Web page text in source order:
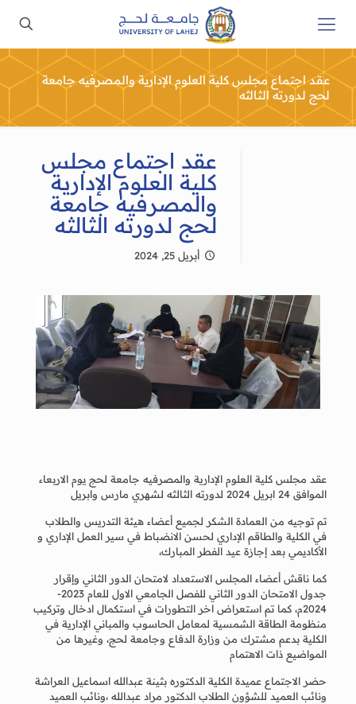
عقد اجتماع مجلس كلية العلوم الإدارية والمصرفيه جامعة
لحج لدورته الثالثه
عقد اجتماع مجلس
كلية العلوم الإدارية
والمصرفيه جامعة
لحج لدورته الثالثه
أبريل 25, 2024
عقد مجلس كلية العلوم الإدارية والمصرفيه جامعة لحج يوم الاربعاء
الموافق 24 ابريل 2024 لدورته الثالثه لشهري مارس وابريل
تم توجيه من العمادة الشكر لجميع أعضاء هيئة التدريس والطلاب
في الكلية والطاقم الإداري لحسن الانضباط في سير العمل الإداري و
الأكاديمي بعد إجازة عيد الفطر المبارك،
كما ناقش أعضاء المجلس الاستعداد لامتحان الدور الثاني وإقرار
جدول الامتحان الدور الثاني للفصل الجامعي الاول للعام 2023-
2024م، كما تم استعراض اخر التطورات في استكمال ادخال وتركيب
منظومة الطاقة الشمسية لمعامل الحاسوب والمباني الإدارية في
الكلية بدعم مشترك من وزارة الدفاع وجامعة لحج، وغيرها من
المواضيع ذات الاهتمام
حضر الاجتماع عميدة الكلية الدكتوره بثينة عبدالله اسماعيل العراشة
ونائب العميد للشؤون الطلاب الدكتور مراد عبدالله ،ونائب العميد